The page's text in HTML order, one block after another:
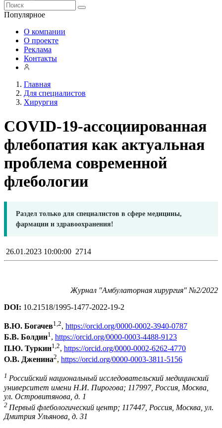
Популярное
О компании
О проекте
Реклама
Контакты
Главная
Для специалистов
Хирургия
COVID-19-ассоциированная
флебопатия как актуальная
проблема современной
флебологии
Раздел только для специалистов в сфере медицины,
фармации и здравоохранения!
26.01.2023 10:00:00 2714
Журнал "Амбулаторная хирургия" №2/2022
DOI: 10.21518/1995-1477-2022-19-2
В.Ю. Богачев1,2, https://orcid.org/0000-0002-3940-0787
Б.В. Болдин1, https://orcid.org/0000-0003-4488-9123
П.Ю. Туркин1,2, https://orcid.org/0000-0002-6262-4770
О.В. Дженина2, https://orcid.org/0000-0003-3811-5156
1 Российский национальный исследовательский медицинский
университет имени Н.И. Пирогова; 117997, Россия, Москва,
ул. Островитянова, д. 1
2 Первый флебологический центр; 117447, Россия, Москва, ул.
Дмитрия Ульянова, д. 31